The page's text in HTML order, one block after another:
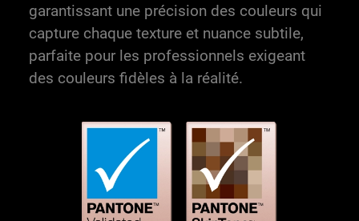
garantissant une précision des couleurs qui
capture chaque texture et nuance subtile,
parfaite pour les professionnels exigeant
des couleurs fidèles à la réalité.